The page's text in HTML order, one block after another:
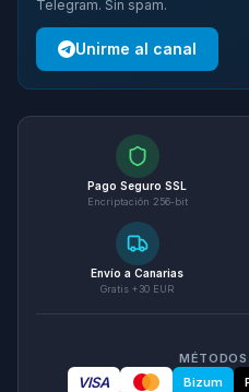
Telegram. Sin spam.
Unirme al canal
Pago Seguro SSL
Encriptación 256-bit
Envío a Canarias
Gratis +30 EUR
MÉTODOS
VISA Bizum